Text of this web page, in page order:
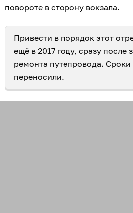
повороте в сторону вокзала.
Привести в порядок этот
ещё в 2017 году, сразу после
ремонта путепровода. Сроки
переносили.